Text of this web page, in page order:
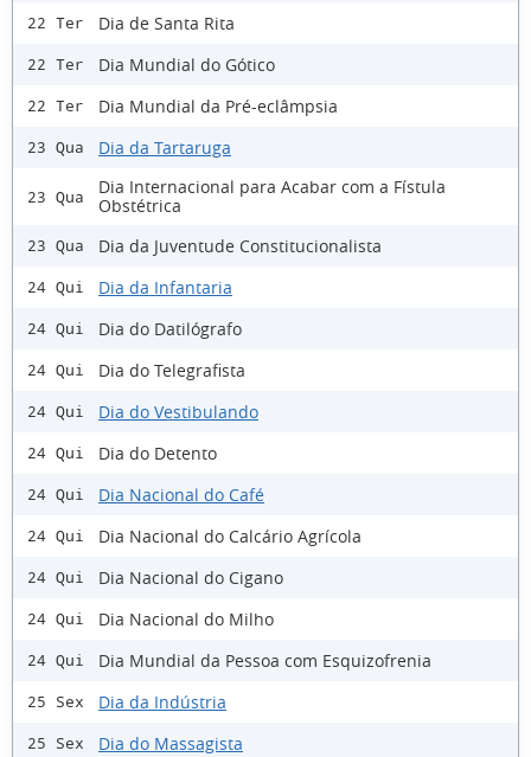
22 Ter Dia de Santa Rita
22 Ter Dia Mundial do Gótico
22 Ter Dia Mundial da Pré-eclâmpsia
23 Qua Dia da Tartaruga
23 Qua
Dia Internacional para Acabar com a Fístula
Obstétrica
23 Qua Dia da Juventude Constitucionalista
24 Qui Dia da Infantaria
24 Qui Dia do Datilógrafo
24 Qui Dia do Telegrafista
24 Qui Dia do Vestibulando
24 Qui Dia do Detento
24 Qui Dia Nacional do Café
24 Qui Dia Nacional do Calcário Agrícola
24 Qui Dia Nacional do Cigano
24 Qui Dia Nacional do Milho
24 Qui Dia Mundial da Pessoa com Esquizofrenia
25 Sex Dia da Indústria
25 Sex Dia do Massagista